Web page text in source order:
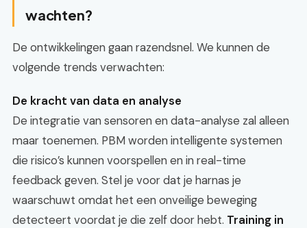
wachten?
De ontwikkelingen gaan razendsnel. We kunnen de
volgende trends verwachten:
De kracht van data en analyse
De integratie van sensoren en data-analyse zal alleen
maar toenemen. PBM worden intelligente systemen
die risico’s kunnen voorspellen en in real-time
feedback geven. Stel je voor dat je harnas je
waarschuwt omdat het een onveilige beweging
detecteert voordat je die zelf door hebt. Training in